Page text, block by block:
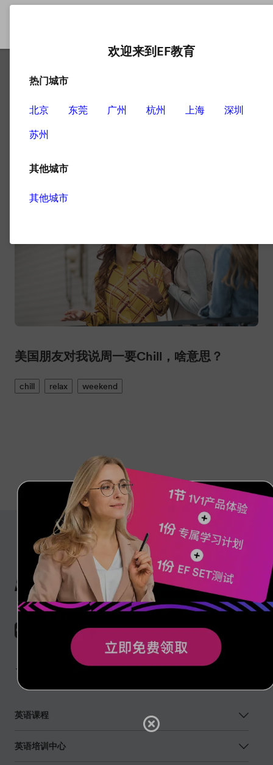
Relax
美国朋友对我说周一要Chill，啥意思？
chill relax weekend
英语课程
英语培训中心
欢迎来到EF教育
热门城市
北京 东莞 广州 杭州 上海
深圳
苏州
其他城市
其他城市